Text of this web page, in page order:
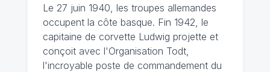
Le 27 juin 1940, les troupes allemandes
occupent la côte basque. Fin 1942, le
capitaine de corvette Ludwig projette et
conçoit avec l'Organisation Todt,
l'incroyable poste de commandement du